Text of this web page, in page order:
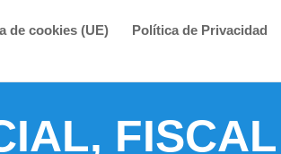
de cookies (UE) Política de Privacidad